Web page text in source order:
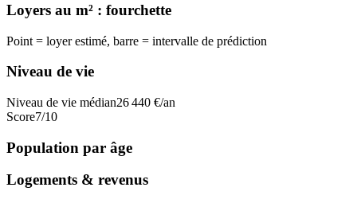
Loyers au m² : fourchette
Point = loyer estimé, barre = intervalle de prédiction
Niveau de vie
Niveau de vie médian26 440 €/an
Score7/10
Population par âge
Logements & revenus